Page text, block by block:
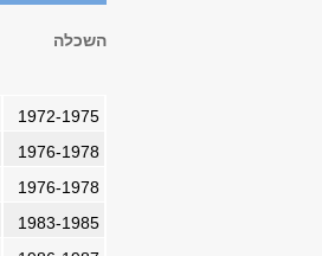
השכלה
1972-1975
1976-1978
1976-1978
1983-1985